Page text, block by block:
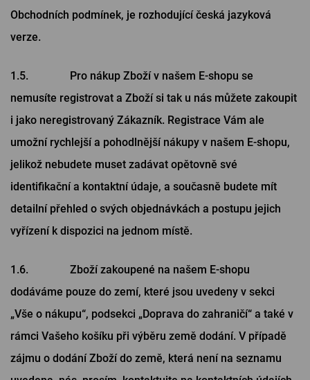
Obchodních podmínek, je rozhodující česká jazyková
verze.
1.5. Pro nákup Zboží v našem E-shopu se
nemusíte registrovat a Zboží si tak u nás můžete zakoupit
i jako neregistrovaný Zákazník. Registrace Vám ale
umožní rychlejší a pohodlnější nákupy v našem E-shopu,
jelikož nebudete muset zadávat opětovně své
identifikační a kontaktní údaje, a současně budete mít
detailní přehled o svých objednávkách a postupu jejich
vyřízení k dispozici na jednom místě.
1.6. Zboží zakoupené na našem E-shopu
dodáváme pouze do zemí, které jsou uvedeny v sekci
„Vše o nákupu“, podsekci „Doprava do zahraničí“ a také v
rámci Vašeho košíku při výběru země dodání. V případě
zájmu o dodání Zboží do země, která není na seznamu